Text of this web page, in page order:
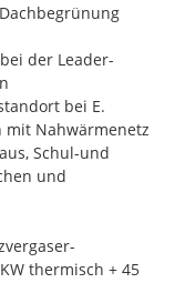
der Leader-
bei E.
mit Nahwärmenetz
Schul-und
und
thermisch + 45